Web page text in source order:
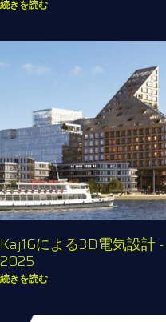
続きを読む
Kaj16による3D電気設計
2025
続きを読む